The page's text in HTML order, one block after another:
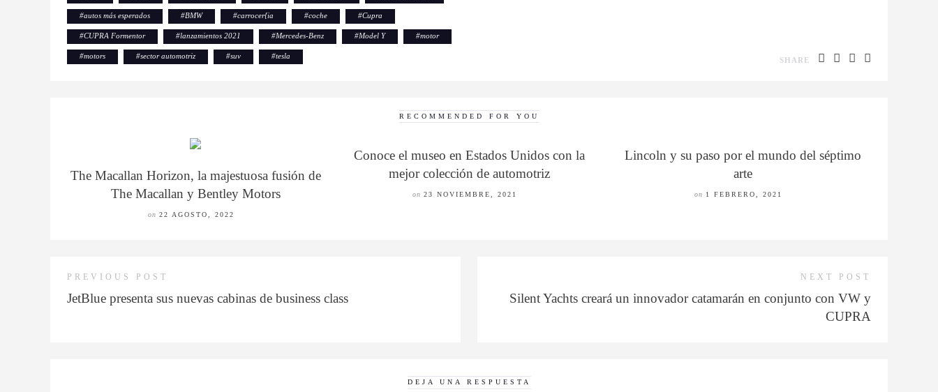
#autos más esperados #BMW #carrocer{ia #coche #Cupra
#CUPRA Formentor #lanzamientos 2021 #Mercedes-Benz #Model Y #motor
#motors #sector automotriz #suv #tesla SHARE
RECOMMENDED FOR YOU
The Macallan Horizon, la majestuosa fusión de
The Macallan y Bentley Motors
on 22 AGOSTO, 2022
Conoce el museo en Estados Unidos con la
mejor colección de automotriz
on 23 NOVIEMBRE, 2021
Lincoln y su paso por el mundo del séptimo
arte
on 1 FEBRERO, 2021
PREVIOUS POST
JetBlue presenta sus nuevas cabinas de business class
NEXT POST
Silent Yachts creará un innovador catamarán en conjunto con VW y
CUPRA
DEJA UNA RESPUESTA